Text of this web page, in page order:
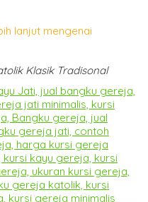
lanjut mengenai
Klasik Tradisonal